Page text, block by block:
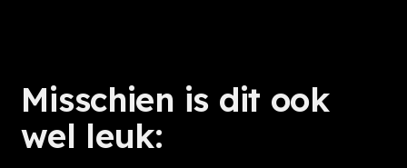
Misschien is dit ook
wel leuk: